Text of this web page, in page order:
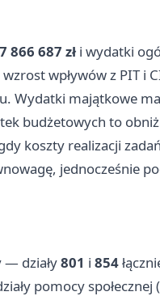
866 687 zł i wydatki
wpływów z PIT i
Wydatki majątkowe
budżetowych to
koszty realizacji
jednocześnie
— działy801 i 854
pomocy społecznej (